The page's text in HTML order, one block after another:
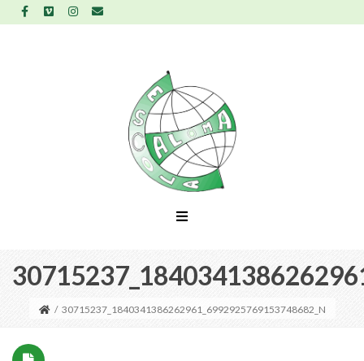
/ 30715237_1840341386262961_6992925769153748682_N